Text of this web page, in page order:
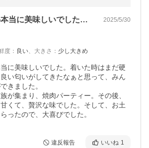
このメロンはわ本当に美味しいでした。着… 2025/5/30
度 ： 良い、 大きさ ： 少し大きめ
に美味しいでした。着いた時はまだ硬
い匂いがしてきたなぁと思って、みん
きました。
が集まり、焼肉パーティー。その後、
くて、贅沢な味でした。そして、お土
ったので、大喜びでした。
違反報告 いいね 1